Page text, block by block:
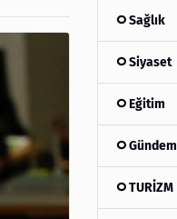
Sağlık
Siyaset
Eğitim
Gündem
TURİZM